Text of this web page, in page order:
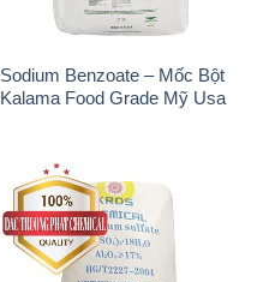
Sodium Benzoate – Mốc Bột
Kalama Food Grade Mỹ Usa